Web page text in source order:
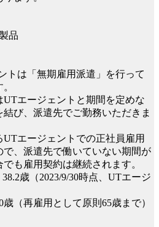
品
トは「無期雇用派遣」を行って
UTエージェントと期間を定めな
結び、派遣先でご勤務いただきま
UTエージェントでの正社員雇用
で、派遣先で働いていない期間が
も雇用契約は継続されます。
歳（2023/9/30時点、UTエージ
（再雇用として原則65歳まで）